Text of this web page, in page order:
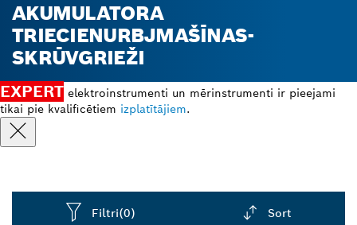
AKUMULATORA
TRIECIENURBJMAŠĪNAS-
SKRŪVGRIEŽI
EXPERT elektroinstrumenti un mērinstrumenti ir pieejami
tikai pie kvalificētiem izplatītājiem.
Filtri(0) Sort